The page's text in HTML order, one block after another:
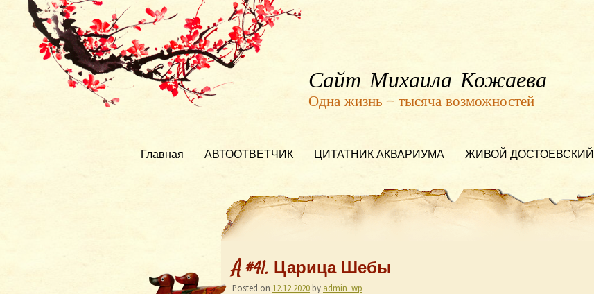
Сайт Михаила Кожаева
Одна жизнь — тысяча возможностей
Главная АВТООТВЕТЧИК ЦИТАТНИК АКВАРИУМА ЖИВОЙ ДОСТОЕВСКИЙ
Å #41. Царица Шебы
Posted on 12.12.2020 by admin_wp